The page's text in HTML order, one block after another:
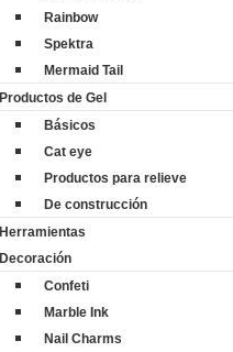
Rainbow
Spektra
Mermaid Tail
Productos de Gel
Básicos
Cat eye
Productos para relieve
De construcción
Herramientas
Decoración
Confeti
Marble Ink
Nail Charms